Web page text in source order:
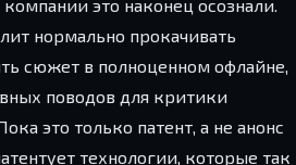
это наконец осознали.
нормально прокачивать
сюжет в полноценном офлайне,
поводов для критики
это только патент, а не анонс
технологии, которые так